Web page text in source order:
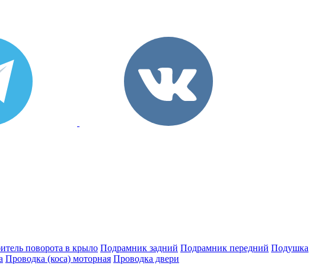
поворота в крыло Подрамник задний Подрамник передний Подушка
Проводка (коса) моторная Проводка двери